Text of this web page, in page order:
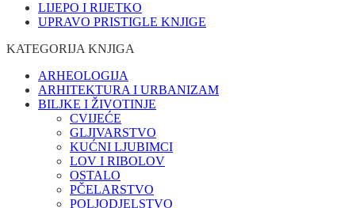
LIJEPO I RIJETKO
UPRAVO PRISTIGLE KNJIGE
KATEGORIJA KNJIGA
ARHEOLOGIJA
ARHITEKTURA I URBANIZAM
BILJKE I ŽIVOTINJE
CVIJEĆE
GLJIVARSTVO
KUĆNI LJUBIMCI
LOV I RIBOLOV
OSTALO
PČELARSTVO
POLJODJELSTVO